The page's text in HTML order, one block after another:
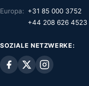
Europa: +31 85 000 3752
+44 208 626 4523
SOZIALE NETZWERKE: